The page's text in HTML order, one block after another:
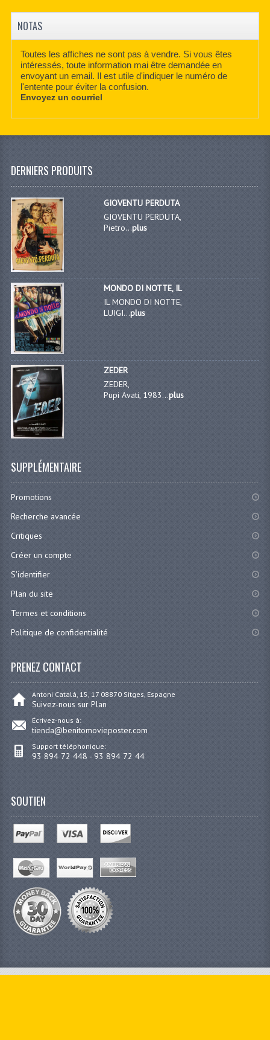
NOTAS
Toutes les affiches ne sont pas à vendre. Si vous êtes
intéressés, toute information mai être demandée en
envoyant un email. Il est utile d'indiquer le numéro de
l'entente pour éviter la confusion.
Envoyez un courriel
DERNIERS PRODUITS
GIOVENTU PERDUTA
GIOVENTU PERDUTA,
Pietro...plus
MONDO DI NOTTE, IL
IL MONDO DI NOTTE,
LUIGI...plus
ZEDER
ZEDER,
Pupi Avati, 1983...plus
SUPPLÉMENTAIRE
Promotions
Recherche avancée
Critiques
Créer un compte
S'identifier
Plan du site
Termes et conditions
Politique de confidentialité
PRENEZ CONTACT
Antoni Catalá, 15, 17 08870 Sitges, Espagne
Suivez-nous sur Plan
Écrivez-nous à:
tienda@benitomovieposter.com
Support téléphonique:
93 894 72 448 - 93 894 72 44
SOUTIEN